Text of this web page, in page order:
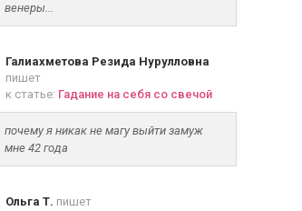
венеры...
Галиахметова Резида Нурулловна
пишет
к статье: Гадание на себя со свечой
почему я никак не магу выйти замуж
мне 42 года
Ольга Т. пишет